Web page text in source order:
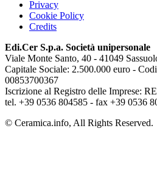
Privacy
Cookie Policy
Credits
Edi.Cer S.p.a. Società unipersonale
Viale Monte Santo, 40 - 41049
Capitale Sociale: 2.500.000 euro -
00853700367
Iscrizione al Registro delle Imprese:
tel. +39 0536 804585 - fax +39 0536
© Ceramica.info, All Rights Reserved.